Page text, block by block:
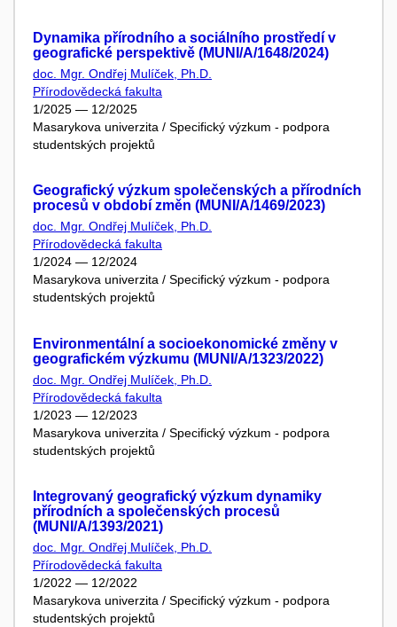
Dynamika přírodního a sociálního prostředí v
geografické perspektivě (MUNI/A/1648/2024)
doc. Mgr. Ondřej Mulíček, Ph.D.
Přírodovědecká fakulta
1/2025 — 12/2025
Masarykova univerzita / Specifický výzkum - podpora
studentských projektů
Geografický výzkum společenských a přírodních
procesů v období změn (MUNI/A/1469/2023)
doc. Mgr. Ondřej Mulíček, Ph.D.
Přírodovědecká fakulta
1/2024 — 12/2024
Masarykova univerzita / Specifický výzkum - podpora
studentských projektů
Environmentální a socioekonomické změny v
geografickém výzkumu (MUNI/A/1323/2022)
doc. Mgr. Ondřej Mulíček, Ph.D.
Přírodovědecká fakulta
1/2023 — 12/2023
Masarykova univerzita / Specifický výzkum - podpora
studentských projektů
Integrovaný geografický výzkum dynamiky
přírodních a společenských procesů
(MUNI/A/1393/2021)
doc. Mgr. Ondřej Mulíček, Ph.D.
Přírodovědecká fakulta
1/2022 — 12/2022
Masarykova univerzita / Specifický výzkum - podpora
studentských projektů